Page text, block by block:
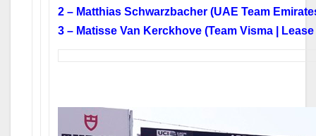
2 – Matthias Schwarzbacher (UAE Team
3 – Matisse Van Kerckhove (Team Visma |